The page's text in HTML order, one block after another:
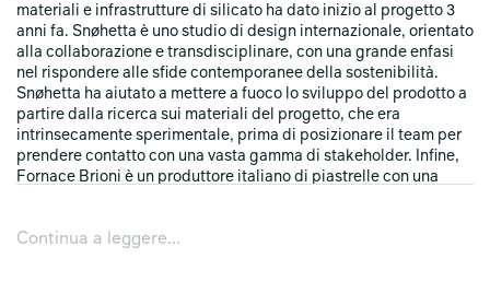
materiali e infrastrutture di silicato ha dato inizio al progetto 3
anni fa. Snøhetta è uno studio di design internazionale, orientato
alla collaborazione e transdisciplinare, con una grande enfasi
nel rispondere alle sfide contemporanee della sostenibilità.
Snøhetta ha aiutato a mettere a fuoco lo sviluppo del prodotto a
partire dalla ricerca sui materiali del progetto, che era
intrinsecamente sperimentale, prima di posizionare il team per
prendere contatto con una vasta gamma di stakeholder. Infine,
Fornace Brioni è un produttore italiano di piastrelle con una
aiutando a svilupparle ulteriormente come prodotti estetici,
Continua a leggere...